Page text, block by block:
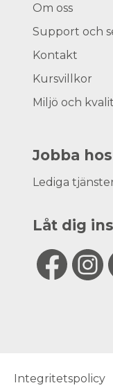
Om oss
Support och
Kontakt
Kursvillkor
Miljö och
Jobba
Lediga
Låt dig
Integritetspolicy